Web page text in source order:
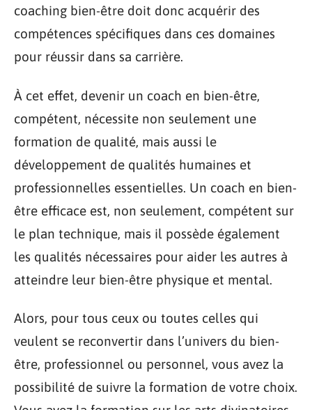
coaching bien-être doit donc acquérir des
compétences spécifiques dans ces domaines
pour réussir dans sa carrière.
À cet effet, devenir un coach en bien-être,
compétent, nécessite non seulement une
formation de qualité, mais aussi le
développement de qualités humaines et
professionnelles essentielles. Un coach en bien-
être efficace est, non seulement, compétent sur
le plan technique, mais il possède également
les qualités nécessaires pour aider les autres à
atteindre leur bien-être physique et mental.
Alors, pour tous ceux ou toutes celles qui
veulent se reconvertir dans l’univers du bien-
être, professionnel ou personnel, vous avez la
possibilité de suivre la formation de votre choix.